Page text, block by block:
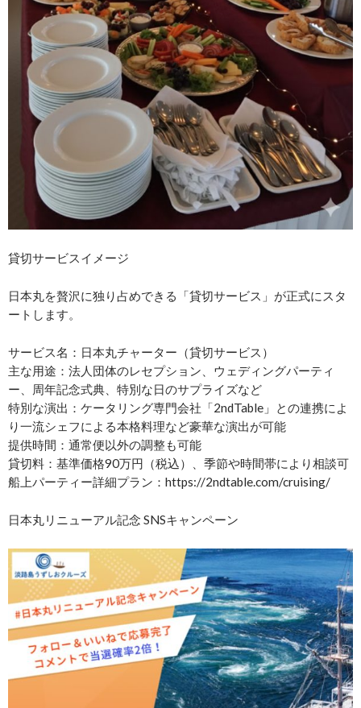
貸切サービスイメージ
日本丸を贅沢に独り占めできる「貸切サービス」が正式にスタ
ートします。
サービス名：日本丸チャーター（貸切サービス）
主な用途：法人団体のレセプション、ウェディングパーティ
ー、周年記念式典、特別な日のサプライズなど
特別な演出：ケータリング専門会社「2ndTable」との連携によ
り一流シェフによる本格料理など豪華な演出が可能
提供時間：通常便以外の調整も可能
貸切料：基準価格90万円（税込）、季節や時間帯により相談可
船上パーティー詳細プラン：https://2ndtable.com/cruising/
日本丸リニューアル記念 SNSキャンペーン